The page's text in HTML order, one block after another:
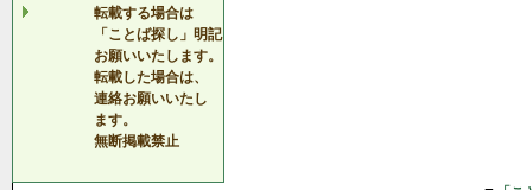
転載する場合は
「ことば探し」明記
お願いいたします。
転載した場合は、
連絡お願いいたし
ます。
無断掲載禁止